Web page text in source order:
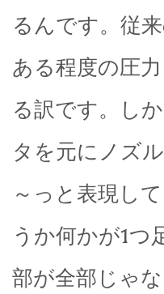
るんです。従
ある程度の圧
る訳です。し
タを元にノズ
～っと表現し
うか何かが1
部が全部じゃ